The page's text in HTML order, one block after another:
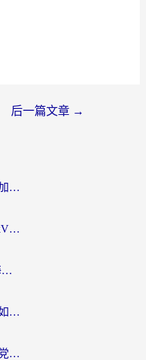
后一篇文章 →
美国看世界杯总卡？这篇回国加速器指南帮你无缝刷国内资源（附苹果手机VPN设置步骤）
穿梭VPN好用吗？和FlashBackVPN对比哪个回国效果更好？
Quickback和小黑牛哪个好？海外党亲测指南，选对回国加速器秒回国内
迅游和银河好用吗？海外用户如何选择回国加速器实现无缝访问国内资源
穿梭和奇游手游好用吗？海外党亲测3款回国加速器，附蜜蜂加速器七天试用攻略